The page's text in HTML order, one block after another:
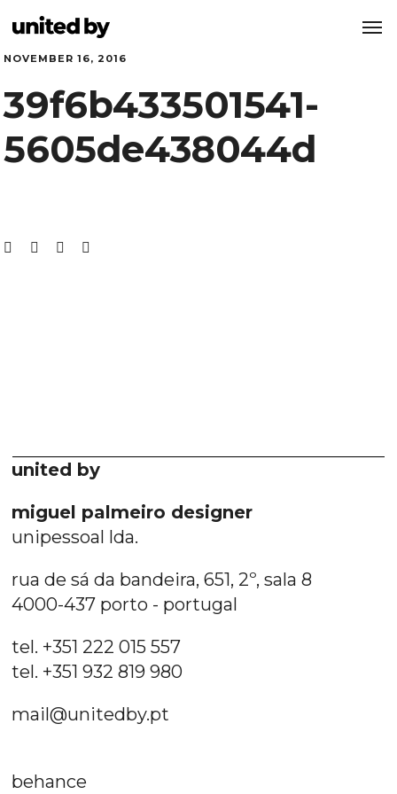
NOVEMBER 16, 2016
39f6b433501541-
5605de438044d
united by
miguel palmeiro designer
unipessoal lda.
rua de sá da bandeira, 651, 2º, sala 8
4000-437 porto - portugal
tel. +351 222 015 557
tel. +351 932 819 980
mail@unitedby.pt
behance